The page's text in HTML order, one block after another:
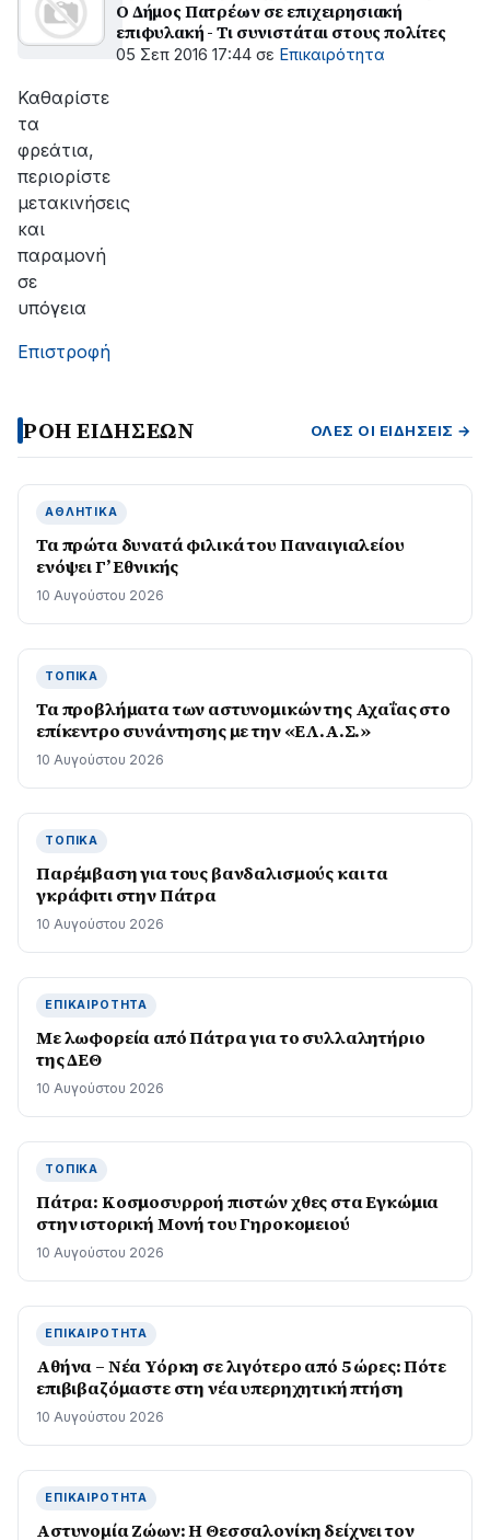
Ο Δήμος Πατρέων σε επιχειρησιακή
επιφυλακή - Τι συνιστάται στους πολίτες
05 Σεπ 2016 17:44 σε Επικαιρότητα
Καθαρίστε
τα
φρεάτια,
περιορίστε
μετακινήσεις
και
παραμονή
σε
υπόγεια
Επιστροφή
ΡΟΗ ΕΙΔΗΣΕΩΝ ΌΛΕΣ ΟΙ ΕΙΔΉΣΕΙΣ →
ΑΘΛΗΤΙΚΆ
Τα πρώτα δυνατά φιλικά του Παναιγιαλείου
ενόψει Γ’ Εθνικής
10 Αυγούστου 2026
ΤΟΠΙΚΆ
Τα προβλήματα των αστυνομικών της Αχαΐας στο
επίκεντρο συνάντησης με την «ΕΛ.Α.Σ.»
10 Αυγούστου 2026
ΤΟΠΙΚΆ
Παρέμβαση για τους βανδαλισμούς και τα
γκράφιτι στην Πάτρα
10 Αυγούστου 2026
ΕΠΙΚΑΙΡΌΤΗΤΑ
Με λωφορεία από Πάτρα για το συλλαλητήριο
της ΔΕΘ
10 Αυγούστου 2026
ΤΟΠΙΚΆ
Πάτρα: Κοσµοσυρροή πιστών χθες στα Εγκώµια
στην ιστορική Μονή του Γηροκοµειού
10 Αυγούστου 2026
ΕΠΙΚΑΙΡΌΤΗΤΑ
Αθήνα – Νέα Υόρκη σε λιγότερο από 5 ώρες: Πότε
επιβιβαζόμαστε στη νέα υπερηχητική πτήση
10 Αυγούστου 2026
ΕΠΙΚΑΙΡΌΤΗΤΑ
Αστυνομία Ζώων: Η Θεσσαλονίκη δείχνει τον